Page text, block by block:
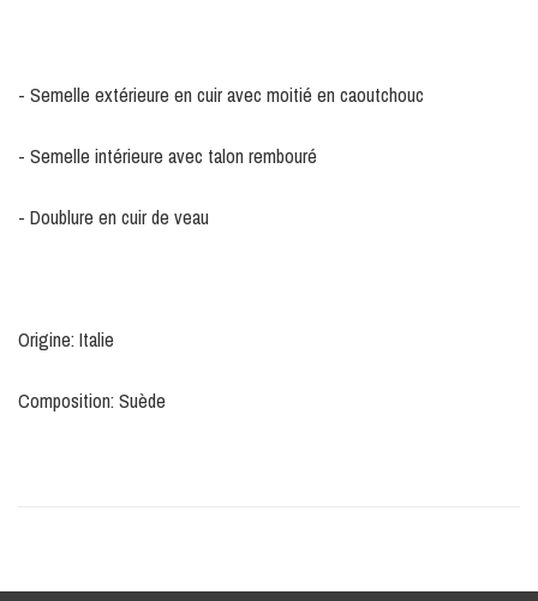
- Semelle extérieure en cuir avec moitié en caoutchouc
- Semelle intérieure avec talon rembouré
- Doublure en cuir de veau
Origine: Italie
Composition: Suède